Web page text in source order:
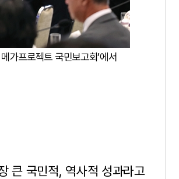
가프로젝트 국민보고회’에서
큰 국민적, 역사적 성과라고